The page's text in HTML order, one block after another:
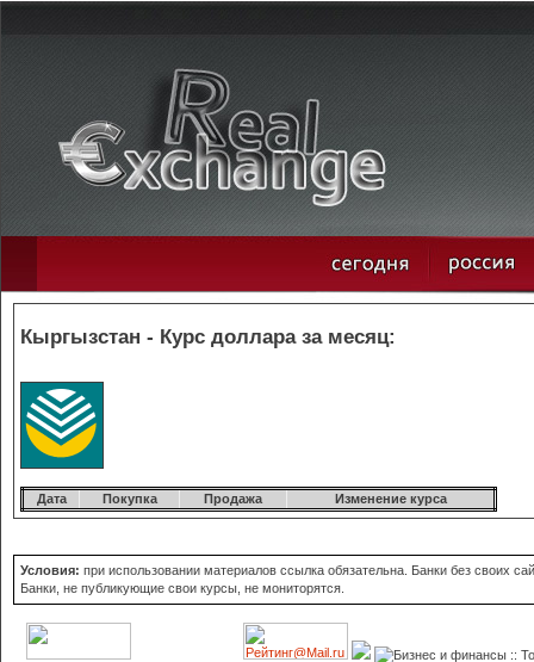
Кыргызстан - Курс доллара за месяц:
Дата Покупка Продажа Изменение курса
Условия: при использовании материалов ссылка обязательна. Банки без своих
Банки, не публикующие свои курсы, не мониторятся.